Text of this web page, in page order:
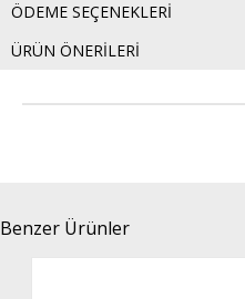
ÖDEME SEÇENEKLERI
ÜRÜN ÖNERILERI
Benzer Ürünler